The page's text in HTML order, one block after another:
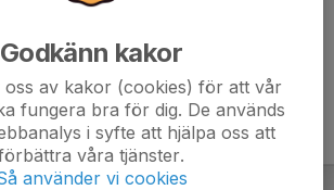
Godkänn kakor
oss av kakor (cookies) för att vår
fungera bra för dig. De används
i syfte att hjälpa oss att
våra tjänster.
använder vi cookies